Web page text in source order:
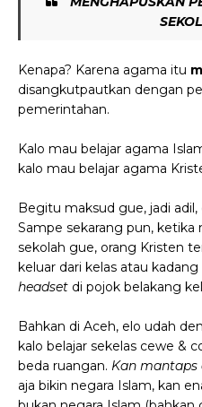
Kenapa? Karena agama itu
disangkutpautkan dengan
pemerintahan.
Kalo mau belajar agama
kalo mau belajar agama
Begitu maksud gue, jadi
Sampe sekarang pun, ketika
sekolah gue, orang Kristen
keluar dari kelas atau
headset di pojok belakang
Bahkan di Aceh, elo udah
kalo belajar sekelas cewe &
beda ruangan. Kan mantaps
aja bikin negara Islam, kan